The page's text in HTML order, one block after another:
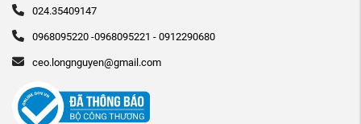
024.35409147
0968095220 -0968095221 - 0912290680
ceo.longnguyen@gmail.com